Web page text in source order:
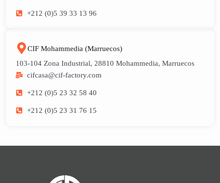
+212 (0)5 39 33 13 96
CIF Mohammedia (Marruecos)
103-104 Zona Industrial, 28810 Mohammedia, Marruecos
cifcasa@cif-factory.com
+212 (0)5 23 32 58 40
+212 (0)5 23 31 76 15